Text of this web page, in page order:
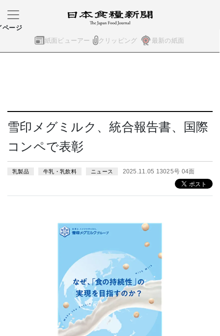
紙面ビューアー クリッピング 最新の紙面
ページ
雪印メグミルク、統合報告書、国際
コンペで表彰
乳製品 牛乳・乳飲料 ニュース 2025.11.05 13025号 04面